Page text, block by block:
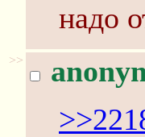
надо
>>